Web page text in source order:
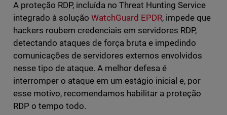
A proteção RDP, incluída no Threat Hunting Service
integrado à solução WatchGuard EPDR, impede que
hackers roubem credenciais em servidores RDP,
detectando ataques de força bruta e impedindo
comunicações de servidores externos envolvidos
nesse tipo de ataque. A melhor defesa é
interromper o ataque em um estágio inicial e, por
esse motivo, recomendamos habilitar a proteção
RDP o tempo todo.